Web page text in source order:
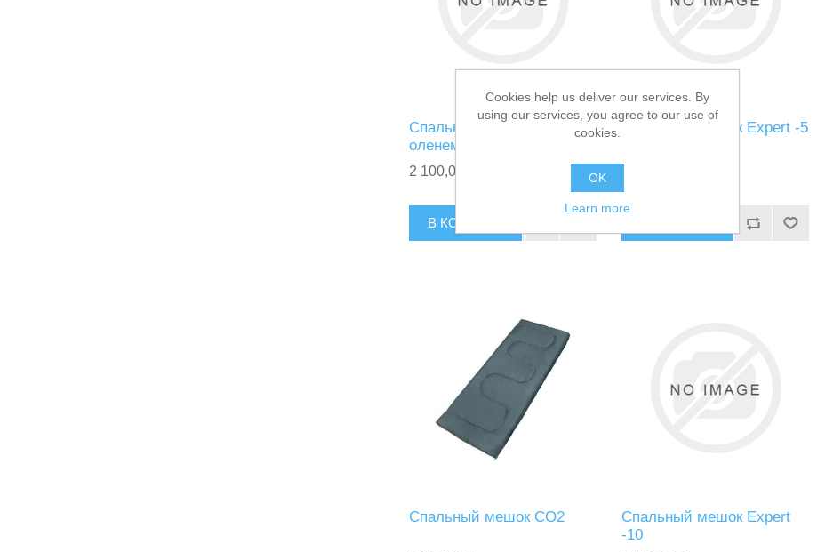
Спальный мешок с
оленем -20
2 100,00 ₽
В КОРЗИНУ
Спальный мешок Expert -5
Спальный мешок СО2
Спальный мешок Expert
-10
Cookies help us deliver our services. By
using our services, you agree to our use of
cookies.
OK
Learn more